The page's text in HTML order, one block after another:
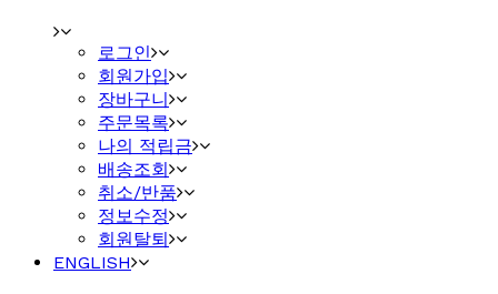
로그인
회원가입
장바구니
주문목록
나의 적립금
배송조회
취소/반품
정보수정
회원탈퇴
ENGLISH